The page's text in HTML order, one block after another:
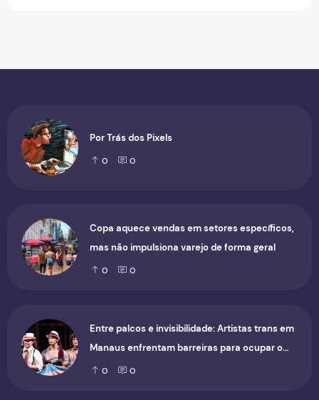
Por Trás dos Pixels
0 0
Copa aquece vendas em setores específicos,
mas não impulsiona varejo de forma geral
0 0
Entre palcos e invisibilidade: Artistas trans em
Manaus enfrentam barreiras para ocupar o
cenário cultural
0 0